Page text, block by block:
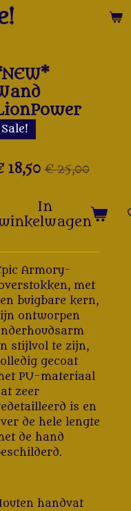
Sale!
18,50 € 25,00
In
Armory-
met
buigbare kern,
ontworpen
stijlvol te zijn,
gecoat
PU-materiaal
zeer
is en
de hele lengte
de hand
handvat